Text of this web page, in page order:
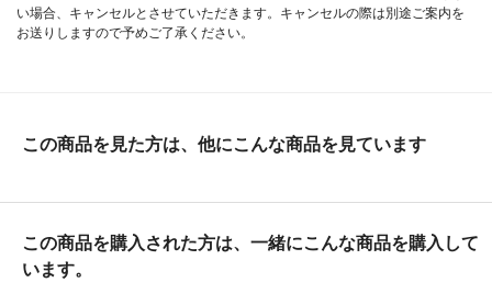
い場合、キャンセルとさせていただきます。キャンセルの際は別途ご案内を
お送りしますので予めご了承ください。
この商品を見た方は、他にこんな商品を見ています
この商品を購入された方は、一緒にこんな商品を購入して
います。